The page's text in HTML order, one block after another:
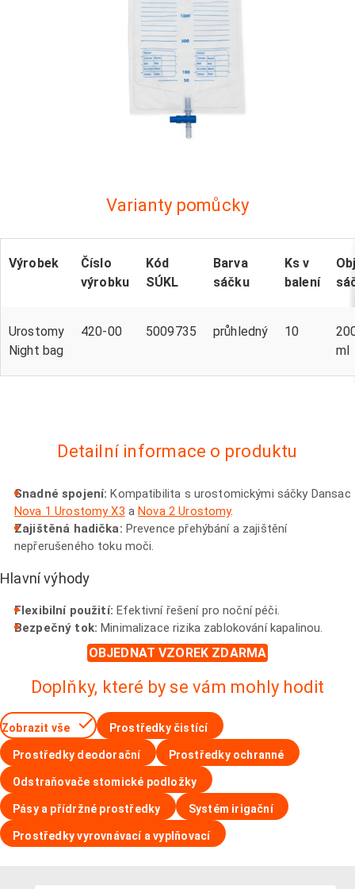
Varianty pomůcky
Výrobek
Číslo
výrobku
Kód
SÚKL
Barva
sáčku
Ks v
balení
Urostomy
Night bag
420-00 5009735 průhledný 10
ml
Detailní informace o produktu
Snadné spojení: Kompatibilita s urostomickými sáčky Dansac
Nova 1 Urostomy X3 aNova 2 Urostomy.
Zajištěná hadička: Prevence přehýbání a zajištění
nepřerušeného toku moči.
Hlavní výhody
Flexibilní použití: Efektivní řešení pro noční péči.
Bezpečný tok: Minimalizace rizika zablokování kapalinou.
OBJEDNAT VZOREK ZDARMA
Doplňky, které by se vám mohly hodit
Zobrazit vše Prostředky čistící
Prostředky deodorační Prostředky ochranné
Odstraňovače stomické podložky
Pásy a přídržné prostředky Systém irigační
Prostředky vyrovnávací a vyplňovací